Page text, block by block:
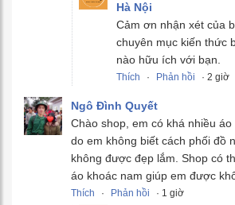
Hà Nội
Cảm ơn nhận xét của
chuyên mục kiến thức
nào hữu ích với bạn.
Thích · Phản hồi · 2 giờ
Ngô Đình Quyết
Chào shop, em có khá nhiều
do em không biết cách phối đồ
không được đẹp lắm. Shop có
áo khoác nam giúp em được
Thích · Phản hồi · 1 giờ